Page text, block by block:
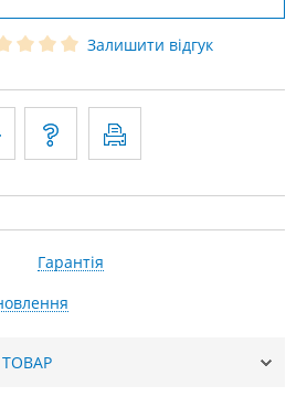
Залишити відгук
Гарантія